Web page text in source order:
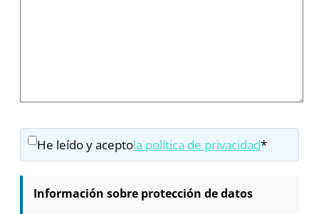
He leído y aceptola política de privacidad*
Información sobre protección de datos